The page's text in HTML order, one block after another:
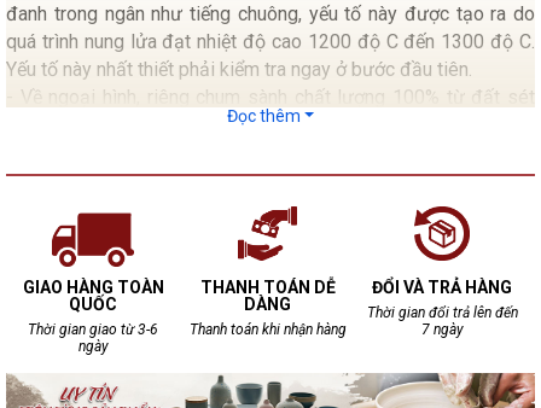
đanh trong ngân như tiếng chuông, yếu tố này được tạo ra do
quá trình nung lửa đạt nhiệt độ cao 1200 độ C đến 1300 độ C.
Yếu tố này nhất thiết phải kiểm tra ngay ở bước đầu tiên.
- Về ngoại hình, riêng chum sành chất lượng 100% từ đất sét
chum không bao giờ đạt tới độ bóng bẩy như các loại chum
- Kiểm tra mặt trong lẫn mặt ngoài của chum không xuất hiện
những dấu rạn nứt.
- Mặt trong nếu có Gồ ghề chấp nhận được do đặc tính sản
xuất thủ công cho nên 100 chum đều không giống nhau.
Đọc thêm
GIAO HÀNG TOÀN
QUỐC
Thời gian giao từ 3-6
ngày
THANH TOÁN DỄ
DÀNG
Thanh toán khi nhận hàng
ĐỔI VÀ TRẢ HÀNG
Thời gian đổi trả lên đến
7 ngày